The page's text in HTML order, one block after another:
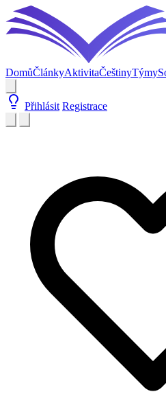
DomůČlánkyAktivitaČeštinyTýmy
Přihlásit Registrace